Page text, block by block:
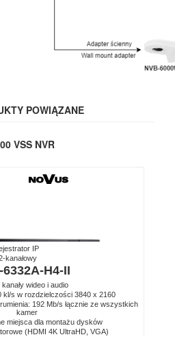
POWIĄZANE
VSS NVR
IP
kanałowy
6332A-H4-II
wideo i audio
kl/s w rozdzielczości 3840 x 2160
192 Mb/s łącznie ze wszystkich
kamer
miejsca dla montażu dysków
(HDMI 4K UltraHD, VGA)